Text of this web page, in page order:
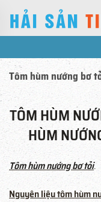
Tôm hùm nướng bơ
TÔM HÙM
HÙM
Tôm hùm nướng bơ tỏi.
Nguyên liệu tôm hùm